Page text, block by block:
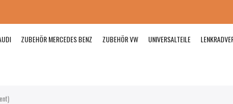
ZUBEHÖR MERCEDES BENZ ZUBEHÖR VW UNIVERSALTEILE